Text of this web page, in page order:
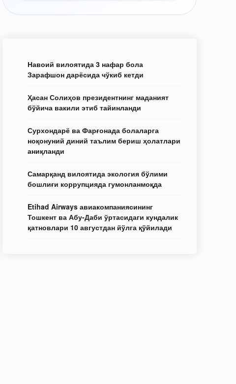
Навоий вилоятида 3 нафар бола
Зарафшон дарёсида чўкиб кетди
Ҳасан Солиҳов президентнинг маданият
бўйича вакили этиб тайинланди
Сурхондарё ва Фарғонада болаларга
ноқонуний диний таълим бериш ҳолатлари
аниқланди
Самарқанд вилоятида экология бўлими
бошлиғи коррупцияда гумонланмоқда
Etihad Airways авиакомпаниясининг
Тошкент ва Абу-Даби ўртасидаги кундалик
қатновлари 10 августдан йўлга қўйилади